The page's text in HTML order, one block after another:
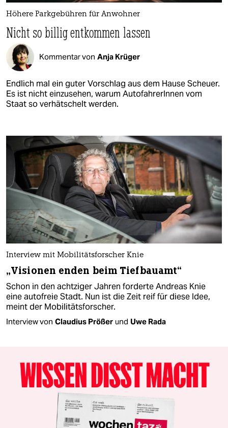
Höhere Parkgebühren für Anwohner
Nicht so billig entkommen lassen
Kommentar von Anja Krüger
Endlich mal ein guter Vorschlag aus dem Hause Scheuer.
Es ist nicht einzusehen, warum AutofahrerInnen vom
Staat so verhätschelt werden.
Interview mit Mobilitätsforscher Knie
„Visionen enden beim Tiefbauamt“
Schon in den achtziger Jahren forderte Andreas Knie
eine autofreie Stadt. Nun ist die Zeit reif für diese Idee,
meint der Mobilitätsforscher.
Interview von Claudius Prößer und Uwe Rada